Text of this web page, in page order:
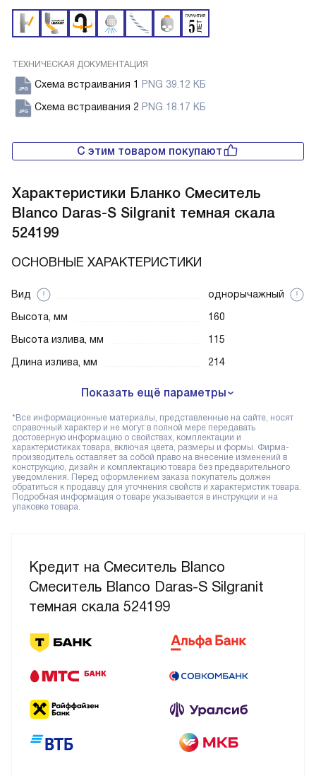
ТЕХНИЧЕСКАЯ ДОКУМЕНТАЦИЯ
Схема встраивания 1
PNG 39.12 КБ
Схема встраивания 2 PNG 18.17 КБ
Кредит на Смеситель Blanco
Смеситель Blanco Daras-S Silgranit
темная скала 524199
С этим товаром покупают
Характеристики Бланко Смеситель
Blanco Daras-S Silgranit темная скала
524199
ОСНОВНЫЕ ХАРАКТЕРИСТИКИ
Вид
однорычажный
Высота, мм
160
Высота излива, мм
115
Длина излива, мм
214
Показать ещё параметры
*Все информационные материалы, представленные на сайте, носят
справочный характер и не могут в полной мере передавать
достоверную информацию о свойствах, комплектации и
характеристиках товара, включая цвета, размеры и формы. Фирма-
производитель оставляет за собой право на внесение изменений в
конструкцию, дизайн и комплектацию товара без предварительного
уведомления. Перед оформлением заказа покупатель должен
обратиться к продавцу для уточнения свойств и характеристик товара.
Подробная информация о товаре указывается в инструкции и на
упаковке товара.